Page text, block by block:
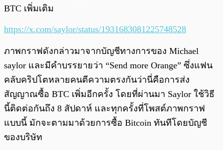
BTC เพิ่มเติม
https://x.com/saylor/status/1931683081225748528
ภาพกราฟดังกล่าวมาจากบัญชีทางการของ Michael
saylor และมีคำบรรยายว่า “Send more Orange” ซึ่งแฟน
คลับคริปโตหลายคนตีความตรงกันว่านี่คือการส่ง
สัญญาณซื้อ BTC เพิ่มอีกครั้ง โดยที่ผ่านมา Saylor ใช้วิธี
นี้ติดต่อกันถึง 8 สัปดาห์ และทุกครั้งที่โพสต์ภาพกราฟ
แบบนี้ มักจะตามมาด้วยการซื้อ Bitcoin ทันทีโดยบัญชี
ของบริษัท